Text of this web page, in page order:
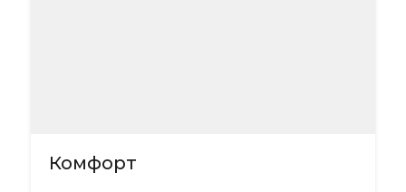
Комфорт